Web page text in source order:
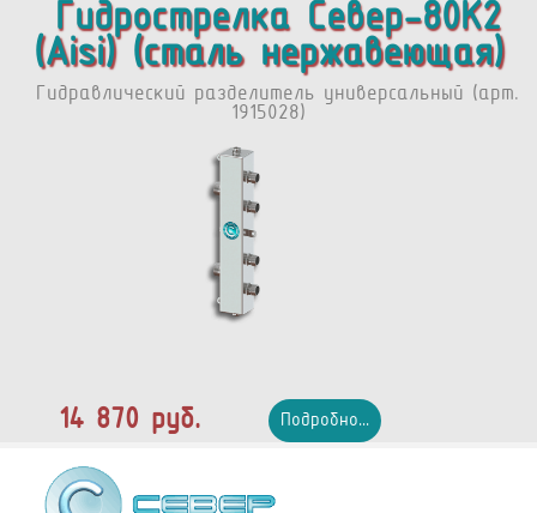
Гидрострелка Север-80К2
(Aisi) (сталь нержавеющая)
Гидравлический разделитель универсальный (арт.
1915028)
14 870 руб. Подробно...